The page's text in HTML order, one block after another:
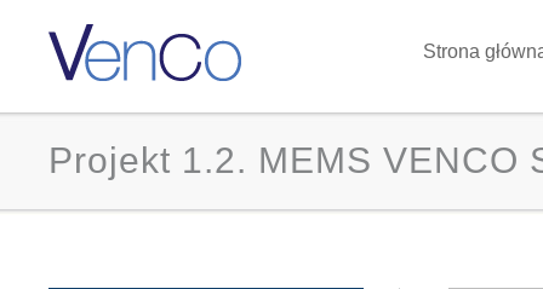
Strona
Projekt 1.2. MEMS VENCO